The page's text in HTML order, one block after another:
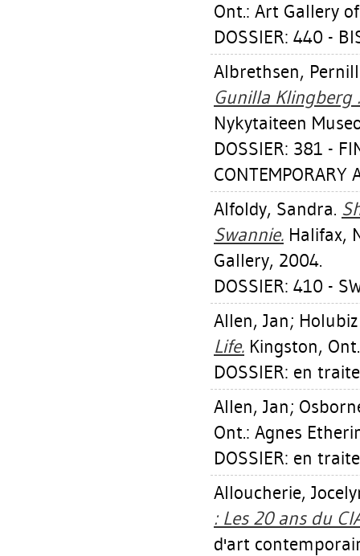
Ont.: Art Gallery
DOSSIER: 440 -
Albrethsen,
Gunilla Klingberg
Nykytaiteen
DOSSIER: 381 -
CONTEMPORARY
Alfoldy, Sandra.
Swannie. Halifax,
Gallery, 2004.
DOSSIER: 410 -
Allen, Jan;
Life. Kingston,
DOSSIER: en
Allen, Jan;
Ont.: Agnes
DOSSIER: en
Alloucherie,
: Les 20 ans du
d'art